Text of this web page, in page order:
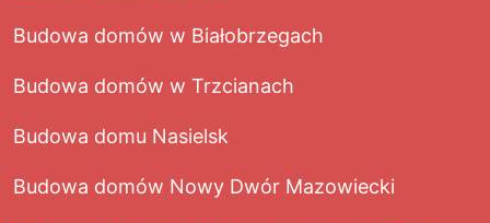
Budowa domów w Białobrzegach
Budowa domów w Trzcianach
Budowa domu Nasielsk
Budowa domów Nowy Dwór Mazowiecki